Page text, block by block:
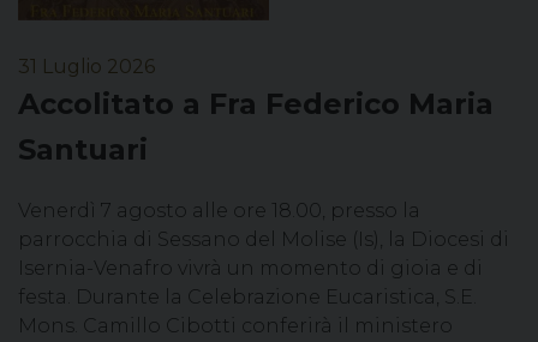
31 Luglio 2026
Accolitato a Fra Federico Maria
Santuari
Venerdì 7 agosto alle ore 18.00, presso la
parrocchia di Sessano del Molise (Is), la Diocesi di
Isernia-Venafro vivrà un momento di gioia e di
festa. Durante la Celebrazione Eucaristica, S.E.
Mons. Camillo Cibotti conferirà il ministero